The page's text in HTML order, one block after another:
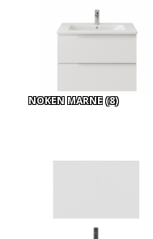
NOKEN MARNE(8)